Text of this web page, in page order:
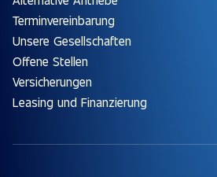
Terminvereinbarung
Unsere Gesellschaften
Offene Stellen
Versicherungen
Leasing und Finanzierung